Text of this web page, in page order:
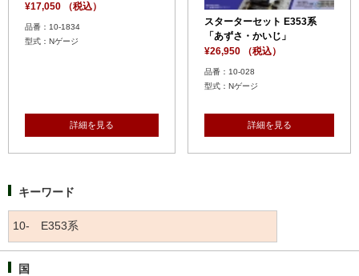
¥17,050 （税込）
品番：10-1834
型式：Nゲージ
詳細を見る
スターターセット E353系
「あずさ・かいじ」
¥26,950 （税込）
品番：10-028
型式：Nゲージ
詳細を見る
キーワード
国